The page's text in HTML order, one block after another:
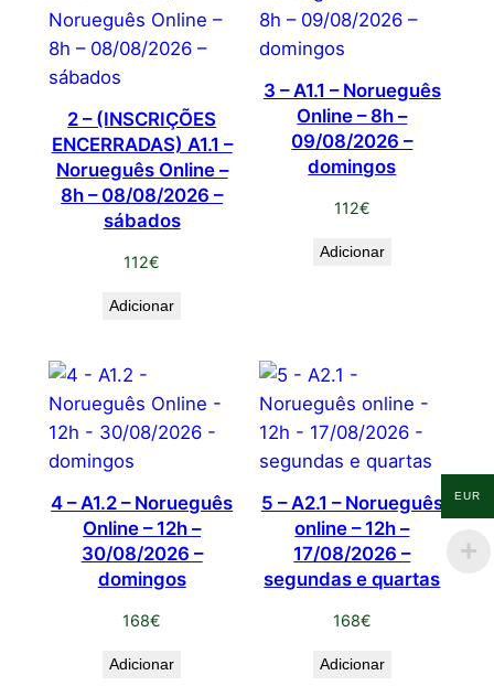
2 – (INSCRIÇÕES
ENCERRADAS) A1.1 –
Norueguês Online –
8h – 08/08/2026 –
sábados
112€
Adicionar
3 – A1.1 – Norueguês
Online – 8h –
09/08/2026 –
domingos
112€
Adicionar
4 – A1.2 – Norueguês
Online – 12h –
30/08/2026 –
domingos
168€
Adicionar
5 – A2.1 – Norueguês
online – 12h –
17/08/2026 –
segundas e quartas
168€
Adicionar
EUR